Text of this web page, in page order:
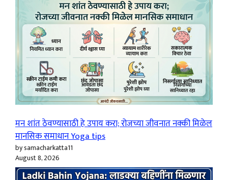
मन शांत ठेवण्यासाठी हे उपाय करा; रोजच्या जीवनात नक्की मिळेल
मानसिक समाधान Yoga tips
by samacharkatta11
August 8, 2026